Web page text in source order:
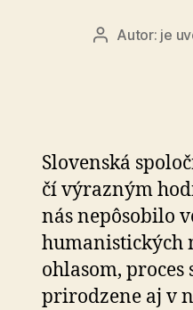
AutorAutor: je
Slovenská
čí výrazným
nás nepôsobilo
humanistických
ohlasom,
prirodzene aj v